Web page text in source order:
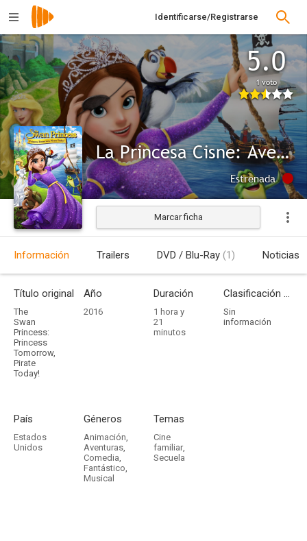
Identificarse/Registrarse
5.0
1 voto
La Princesa Cisne: Aventura Pirata
Estrenada
Marcar ficha
Información Trailers DVD / Blu-Ray (1) Noticias
Título original
The
Swan
Princess:
Princess
Tomorrow,
Pirate
Today!
Año
2016
Duración
1 hora y
21
minutos
Clasificación por edades
Sin
información
País
Estados
Unidos
Géneros
Animación,
Aventuras,
Comedia,
Fantástico,
Musical
Temas
Cine
familiar,
Secuela